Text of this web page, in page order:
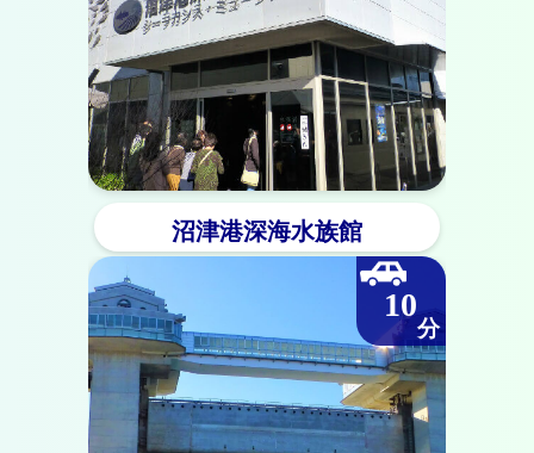
沼津港深海水族館
10